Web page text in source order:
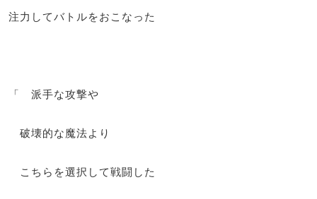
注力してバトルをおこなった
「 派手な攻撃や
破壊的な魔法より
こちらを選択して戦闘した